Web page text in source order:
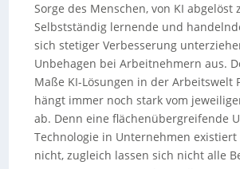
Sorge des Menschen, von KI abgelöst
Selbstständig lernende und
sich stetiger Verbesserung
Unbehagen bei Arbeitnehmern aus.
Maße KI-Lösungen in der Arbeitswelt
hängt immer noch stark vom
ab. Denn eine flächenübergreifende
Technologie in Unternehmen existiert
nicht, zugleich lassen sich nicht alle